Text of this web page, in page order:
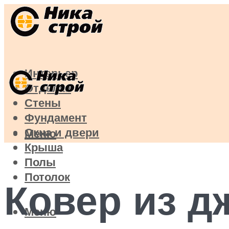
Интерьер
Отделка
Стены
Фундамент
Окна и двери
Крыша
Полы
Потолок
Меню
Меню
Ковер из